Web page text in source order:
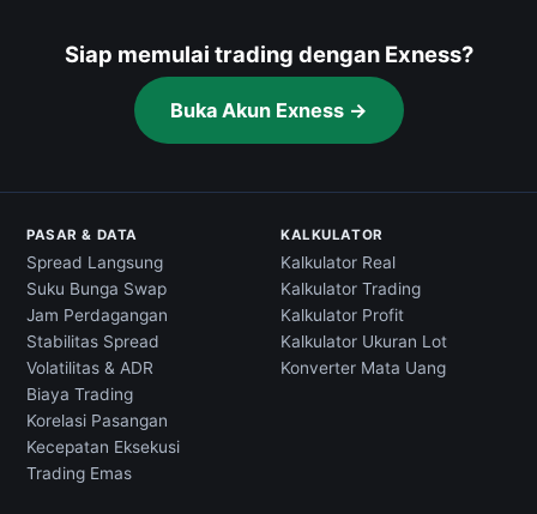
Siap memulai trading dengan Exness?
Buka Akun Exness →
PASAR & DATA
Spread Langsung
Suku Bunga Swap
Jam Perdagangan
Stabilitas Spread
Volatilitas & ADR
Biaya Trading
Korelasi Pasangan
Kecepatan Eksekusi
Trading Emas
KALKULATOR
Kalkulator Real
Kalkulator Trading
Kalkulator Profit
Kalkulator Ukuran Lot
Konverter Mata Uang